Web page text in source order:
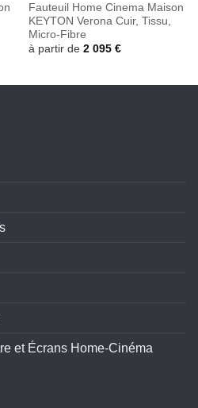
Fauteuil Home Cinema Maison
KEYTON Verona Cuir, Tissu,
Micro-Fibre
à partir de 2 095 €
et Écrans Home-Cinéma